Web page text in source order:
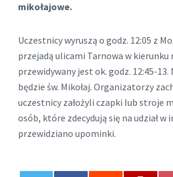
mikołajowe.
Uczestnicy wyruszą o godz. 12:05 z
przejadą ulicami Tarnowa w kierunku
przewidywany jest ok. godz. 12:45-13.
będzie św. Mikołaj. Organizatorzy
uczestnicy założyli czapki lub stroje
osób, które zdecydują się na udział w
przewidziano upominki.